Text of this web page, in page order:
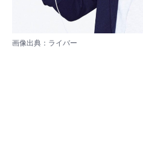
画像出典： ライバー